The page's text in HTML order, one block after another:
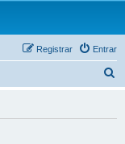
Entrar
Registrar